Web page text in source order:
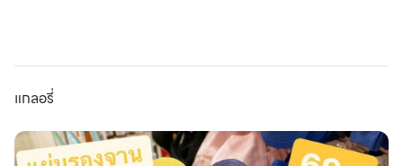
แกลอรี่